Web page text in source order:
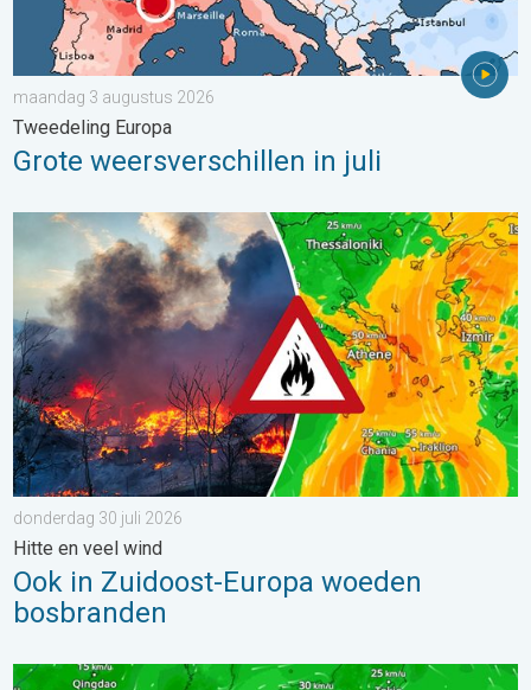
maandag 3 augustus 2026
Tweedeling Europa
Grote weersverschillen in juli
Ook in Zuidoost-Europa woeden bosbranden. Hitte en veel
donderdag 30 juli 2026
Hitte en veel wind
Ook in Zuidoost-Europa woeden
bosbranden
Tyfoon Dolphin op weg naar Japan. Veel regen en wind. . .